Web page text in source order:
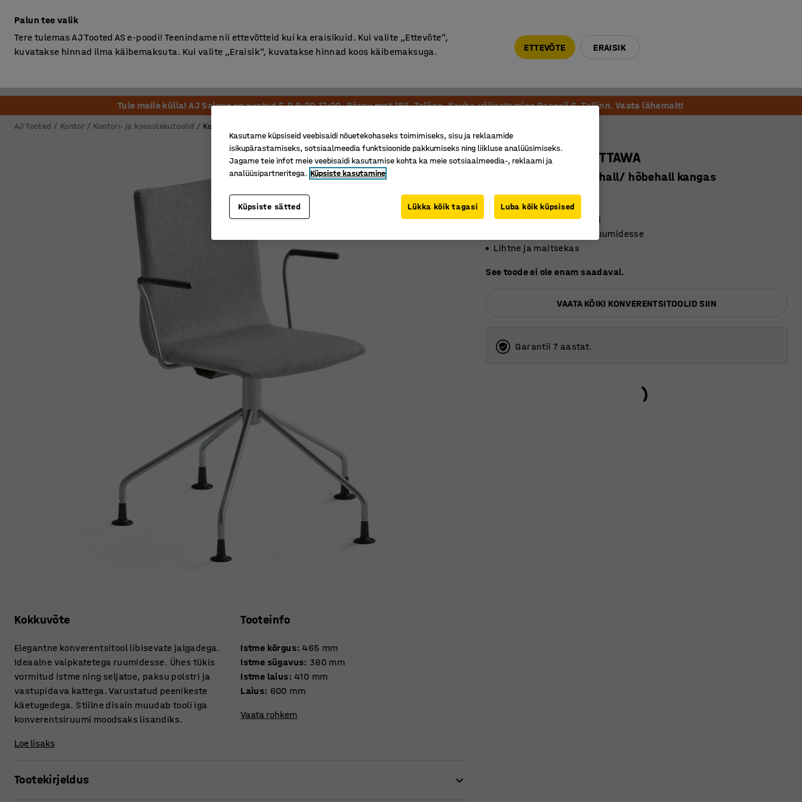
Tule meile külla! AJ Salong on avatud E-R 9:00-17:00, Pärnu mnt 158, Tallinn. Kauba väljastamine Paneeli 6, Tallinn. Vaata lähemalt!
AJ Tooted Kontor Kontori- ja koosolekutoolid Konverentsitoolid
Kokkuvõte
Elegantne konverentsitool libisevate jalgadega.
Ideaalne vaipkatetega ruumidesse. Ühes tükis
vormitud istme ning seljatoe, paksu polstri ja
vastupidava kattega. Varustatud peenikeste
käetugedega. Stiilne disain muudab tooli iga
konverentsiruumi moodsaks lisandiks.
Loe lisaks
Tooteinfo
Istme kõrgus: 465 mm
Istme sügavus: 380 mm
Istme laius: 410 mm
Laius: 600 mm
Vaata rohkem
Tootekirjeldus
Konverentsitool OTTAWA
Käetoed, ämblikjalg, hall/ hõbehall kangas
Art. nr.:137456
Vormitud iste ja seljatugi
Ideaalne vaipkatetega ruumidesse
Lihtne ja maitsekas
See toode ei ole enam saadaval.
VAATA KÕIKI KONVERENTSITOOLID SIIN
Garantii 7 aastat.
Palun tee valik
Tere tulemas AJ Tooted AS e-poodi! Teenindame nii ettevõtteid kui ka eraisikuid. Kui valite „Ettevõte“,
kuvatakse hinnad ilma käibemaksuta. Kui valite „Eraisik“, kuvatakse hinnad koos käibemaksuga.
ETTEVÕTE ERAISIK
Kasutame küpsiseid veebisaidi nõuetekohaseks toimimiseks, sisu ja reklaamide
isikupärastamiseks, sotsiaalmeedia funktsioonide pakkumiseks ning liikluse analüüsimiseks.
Jagame teie infot meie veebisaidi kasutamise kohta ka meie sotsiaalmeedia-, reklaami ja
analüüsipartneritega. Küpsiste kasutamine
Küpsiste sätted Lükka kõik tagasi Luba kõik küpsised